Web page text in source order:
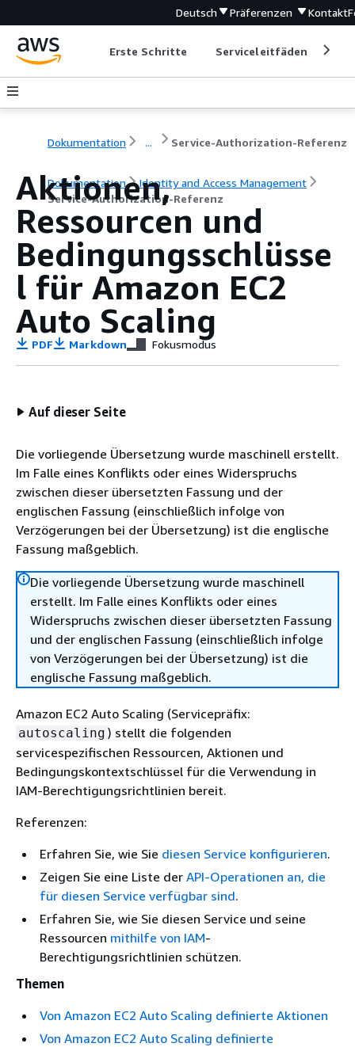
Deutsch Präferenzen Kontakt
Erste Schritte Serviceleitfäden
Dokumentation ... Service-Authorization-Referenz
Dokumentation
Identity and Access Management
Service-Authorization-Referenz
Aktionen,
Ressourcen und
Bedingungsschlüsse
l für Amazon EC2
Auto Scaling
PDF Markdown Fokusmodus
Auf dieser Seite
Die vorliegende Übersetzung wurde maschinell erstellt.
Im Falle eines Konflikts oder eines Widerspruchs
zwischen dieser übersetzten Fassung und der
englischen Fassung (einschließlich infolge von
Verzögerungen bei der Übersetzung) ist die englische
Fassung maßgeblich.
Die vorliegende Übersetzung wurde maschinell
erstellt. Im Falle eines Konflikts oder eines
Widerspruchs zwischen dieser übersetzten Fassung
und der englischen Fassung (einschließlich infolge
von Verzögerungen bei der Übersetzung) ist die
englische Fassung maßgeblich.
Amazon EC2 Auto Scaling (Servicepräfix:
autoscaling ) stellt die folgenden
servicespezifischen Ressourcen, Aktionen und
Bedingungskontextschlüssel für die Verwendung in
IAM-Berechtigungsrichtlinien bereit.
Referenzen:
Erfahren Sie, wie Sie diesen Service konfigurieren.
Zeigen Sie eine Liste der API-Operationen an, die
für diesen Service verfügbar sind.
Erfahren Sie, wie Sie diesen Service und seine
Ressourcen mithilfe von IAM-
Berechtigungsrichtlinien schützen.
Themen
Von Amazon EC2 Auto Scaling definierte Aktionen
Von Amazon EC2 Auto Scaling definierte